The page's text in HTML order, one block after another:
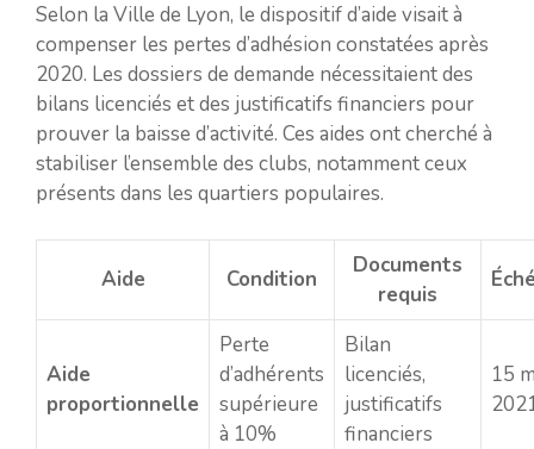
Selon la Ville de Lyon, le dispositif d’aide visait à
compenser les pertes d’adhésion constatées après
2020. Les dossiers de demande nécessitaient des
bilans licenciés et des justificatifs financiers pour
prouver la baisse d’activité. Ces aides ont cherché à
stabiliser l’ensemble des clubs, notamment ceux
présents dans les quartiers populaires.
Aide Condition
Documents
requis
Aide
proportionnelle
Perte
d’adhérents
supérieure
à 10%
Bilan
licenciés,
justificatifs
financiers
15